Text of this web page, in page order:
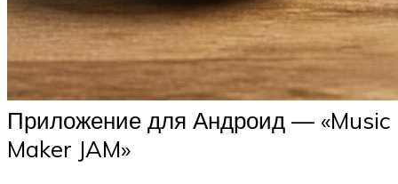
Приложение для Андроид — «Music
Maker JAM»